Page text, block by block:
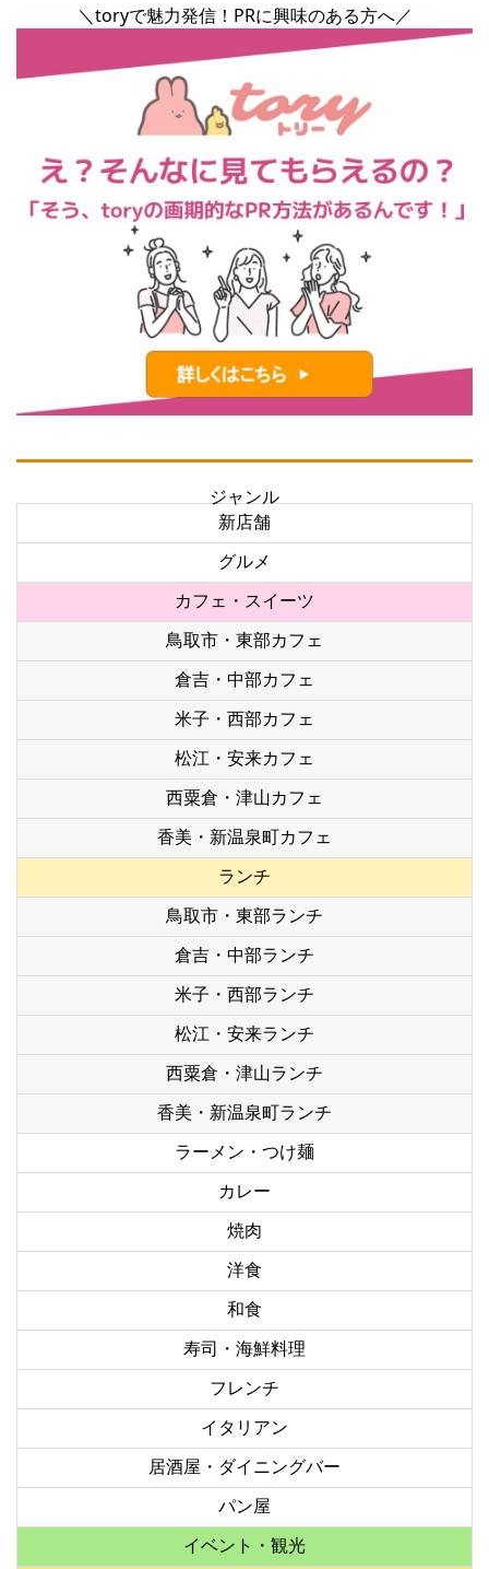
＼toryで魅力発信！PRに興味のある方へ／
ジャンル
新店舗
グルメ
カフェ・スイーツ
鳥取市・東部カフェ
倉吉・中部カフェ
米子・西部カフェ
松江・安来カフェ
西粟倉・津山カフェ
香美・新温泉町カフェ
ランチ
鳥取市・東部ランチ
倉吉・中部ランチ
米子・西部ランチ
松江・安来ランチ
西粟倉・津山ランチ
香美・新温泉町ランチ
ラーメン・つけ麺
カレー
焼肉
洋食
和食
寿司・海鮮料理
フレンチ
イタリアン
居酒屋・ダイニングバー
パン屋
イベント・観光